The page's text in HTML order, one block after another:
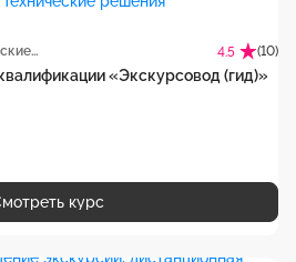
ООО "Экостандарт "Технические решения" 4.5 (10)
«Экскурсовод (гид)‎»
курс